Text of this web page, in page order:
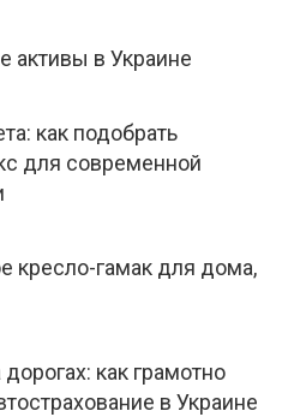
активы в Украине
как подобрать
для современной
кресло-гамак для дома,
как грамотно
в Украине